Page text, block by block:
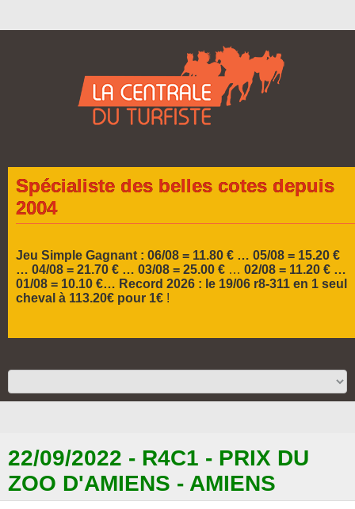
Spécialiste des belles cotes depuis
2004
Jeu Simple Gagnant : 06/08 = 11.80 € … 05/08 = 15.20 €
… 04/08 = 21.70 € … 03/08 = 25.00 € … 02/08 = 11.20 € …
01/08 = 10.10 €… Record 2026 : le 19/06 r8-311 en 1 seul
cheval à 113.20€ pour 1€ !
22/09/2022 - R4C1 - PRIX DU
ZOO D'AMIENS - AMIENS